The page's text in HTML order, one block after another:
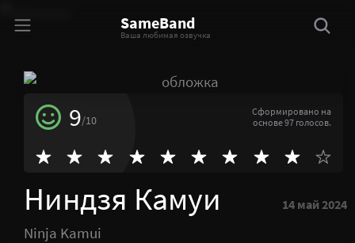
SameBand
Ваша любимая озвучка
9/10
Сформировано на
основе 97 голосов.
14 май 2024
Ниндзя Камуи
Ninja Kamui